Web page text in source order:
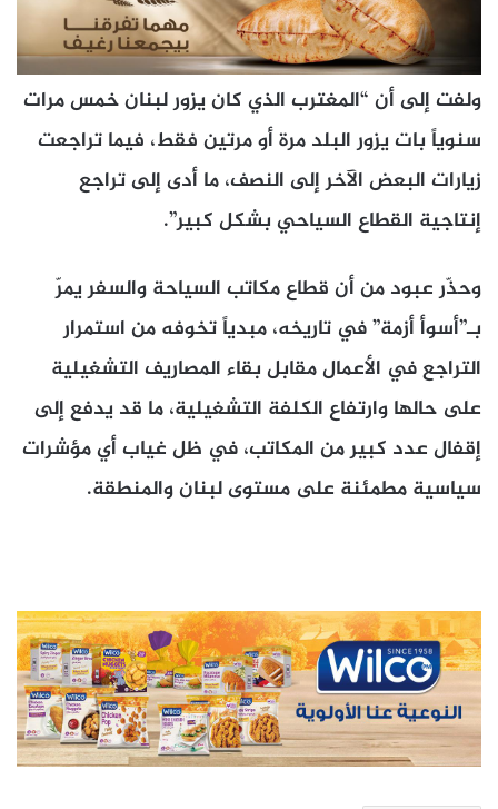
ولفت إلى أن “المغترب الذي كان يزور لبنان خمس مرات
سنوياً بات يزور البلد مرة أو مرتين فقط، فيما تراجعت
زيارات البعض الآخر إلى النصف، ما أدى إلى تراجع
إنتاجية القطاع السياحي بشكل كبير”.
وحذّر عبود من أن قطاع مكاتب السياحة والسفر يمرّ
بـ”أسوأ أزمة” في تاريخه، مبدياً تخوفه من استمرار
التراجع في الأعمال مقابل بقاء المصاريف التشغيلية
على حالها وارتفاع الكلفة التشغيلية، ما قد يدفع إلى
إقفال عدد كبير من المكاتب، في ظل غياب أي مؤشرات
سياسية مطمئنة على مستوى لبنان والمنطقة.